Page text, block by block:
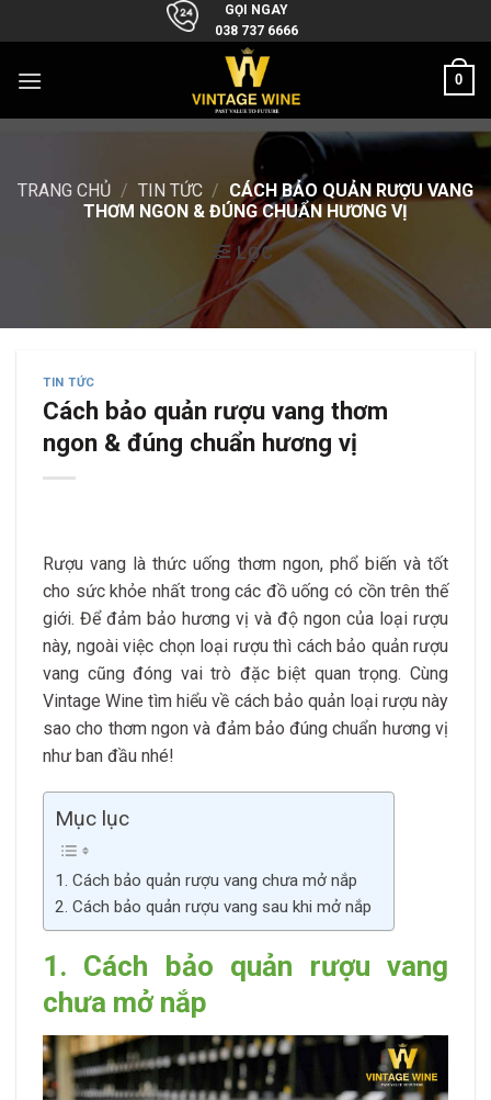
to
GỌI NGAY
038 737 6666
0
TRANG CHỦ / TIN TỨC / CÁCH BẢO QUẢN RƯỢU VANG
THƠM NGON & ĐÚNG CHUẨN HƯƠNG VỊ
LỌC
TIN TỨC
Cách bảo quản rượu vang thơm
ngon & đúng chuẩn hương vị
Rượu vang là thức uống thơm ngon, phổ biến và tốt
cho sức khỏe nhất trong các đồ uống có cồn trên thế
giới. Để đảm bảo hương vị và độ ngon của loại rượu
này, ngoài việc chọn loại rượu thì cách bảo quản rượu
vang cũng đóng vai trò đặc biệt quan trọng. Cùng
Vintage Wine tìm hiểu về cách bảo quản loại rượu này
sao cho thơm ngon và đảm bảo đúng chuẩn hương vị
như ban đầu nhé!
Mục lục
1. Cách bảo quản rượu vang chưa mở nắp
2. Cách bảo quản rượu vang sau khi mở nắp
1. Cách bảo quản rượu vang
chưa mở nắp